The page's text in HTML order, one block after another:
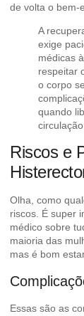
de volta o bem-
A
exige
médicas
respeitar
o corpo
quando
Riscos e
Olha, como
riscos. É super
médico sobre
maioria das
mas é bom
Essas são as